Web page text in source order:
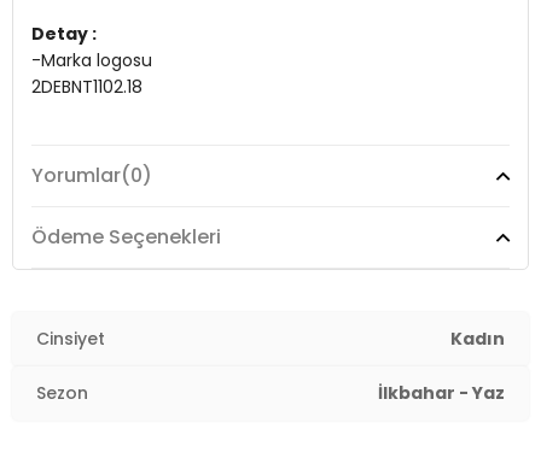
Detay :
-Marka logosu
2DEBNT1102.18
Yorumlar(0)
Ödeme Seçenekleri
Cinsiyet Kadın
Sezon İlkbahar - Yaz